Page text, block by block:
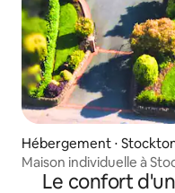
Hébergement ⋅
Maison individuelle à
Le confort